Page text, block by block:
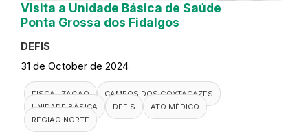
Visita a Unidade Básica de Saúde
Ponta Grossa dos Fidalgos
DEFIS
31 de October de 2024
FISCALIZAÇÃO
CAMPOS DOS GOYTACAZES
UNIDADE BÁSICA
DEFIS
ATO MÉDICO
REGIÃO NORTE